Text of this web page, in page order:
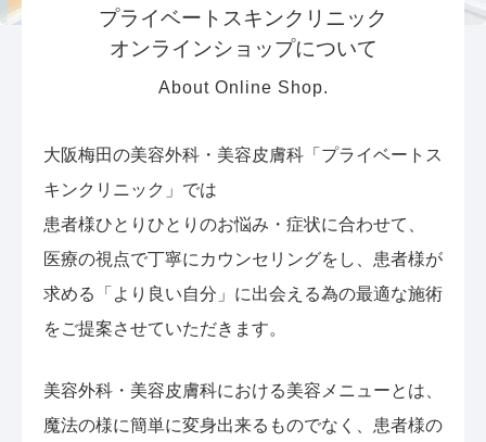
プライベートスキンクリニック
オンラインショップについて
About Online Shop.
大阪梅田の美容外科・美容皮膚科「プライベートス
キンクリニック」では
患者様ひとりひとりのお悩み・症状に合わせて、
医療の視点で丁寧にカウンセリングをし、患者様が
求める「より良い自分」に出会える為の最適な施術
をご提案させていただきます。
美容外科・美容皮膚科における美容メニューとは、
魔法の様に簡単に変身出来るものでなく、患者様の